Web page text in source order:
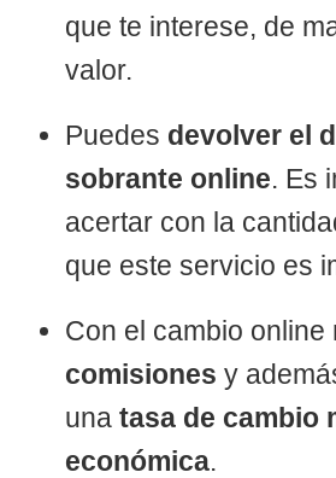
que te interese, de
valor.
Puedes devolver el
sobrante online. Es
acertar con la
que este servicio es
Con el cambio online
comisiones y
una tasa de cambio
económica.